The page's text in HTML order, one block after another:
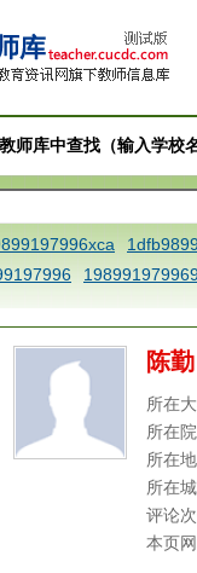
师库中查找（输入学校
key98991
xca
dfbmath
陈勤
所在大
所在院
所在地
所在城
评论次
本页网